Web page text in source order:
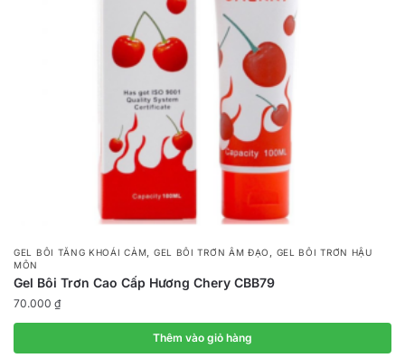
GEL BÔI TĂNG KHOÁI CẢM GEL BÔI TRƠN ÂM ĐẠO
GEL BÔI TRƠN HẬU
MÔN
Gel Bôi Trơn Cao Cấp Hương Chery CBB79
70.000 ₫
Thêm vào giỏ hàng